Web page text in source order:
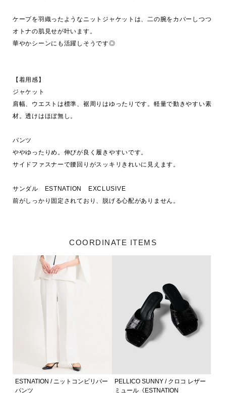
ケープを羽織ったようなニットジャケットは、二の腕をカバーしつつ
オトナの肌見せが叶います。
華やかシーンにも活躍しそうです◎
【着用感】
ジャケット
肩幅、ウエストは標準、裾周りはゆったりです。軽量で動きやすい素
材。透けはほぼ無し。
パンツ
ややゆったりめ。伸びが良く履きやすいです。
サイドファスナーで腰回りがスッキリきれいに見えます。
サンダル　ESTNATION　EXCLUSIVE
COORDINATE ITEMS
ESTNATION / ニットコンビリバー
パンツ
PELLICO SUNNY / クロコ レザー
ミュール《ESTNATION